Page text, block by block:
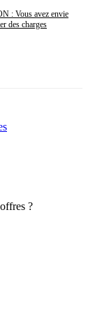
: Vous avez envie
des charges
?